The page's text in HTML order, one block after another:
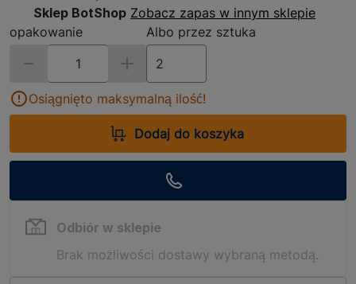
Sklep BotShop Zobacz zapas w innym sklepie
opakowanie
Albo przez sztuka
Osiągnięto maksymalną ilość!
Dodaj do koszyka
Odbiór w sklepie
Brak możliwości dostawy wybraną metodą.